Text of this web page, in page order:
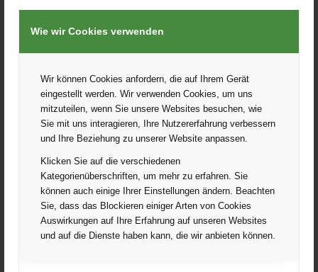
Wie wir Cookies verwenden
Wir können Cookies anfordern, die auf Ihrem Gerät
eingestellt werden. Wir verwenden Cookies, um uns
mitzuteilen, wenn Sie unsere Websites besuchen, wie
Sie mit uns interagieren, Ihre Nutzererfahrung verbessern
und Ihre Beziehung zu unserer Website anpassen.
Klicken Sie auf die verschiedenen
Kategorienüberschriften, um mehr zu erfahren. Sie
können auch einige Ihrer Einstellungen ändern. Beachten
Sie, dass das Blockieren einiger Arten von Cookies
Auswirkungen auf Ihre Erfahrung auf unseren Websites
und auf die Dienste haben kann, die wir anbieten können.
Egal ob Männer oder Frauen JGA, wir erstellen und drucken dein
wirst du dort fündig.
Eine Auswahl an unseren Produkten findet ihr
Lass dich unverbindlich beraten. PerE-Mail odertelefonisch
Unsere Druckverfahren:
DTF
Flexfolie einfarbig
Flexfolie bedruckt
Flockfolie